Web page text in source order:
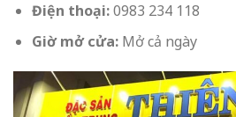
Điện thoại:0983 234 118
Giờ mở cửa:Mở cả ngày